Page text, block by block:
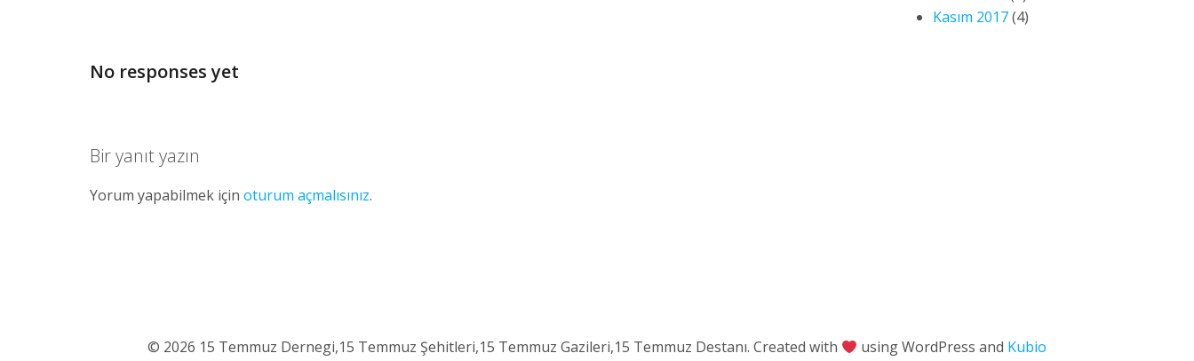
No responses yet
Bir yanıt yazın
Yorum yapabilmek için oturum açmalısınız.
Kasım 2017(4)
© 2026 15 Temmuz Dernegi,15 Temmuz Şehitleri,15 Temmuz Gazileri,15 Temmuz Destanı. Created with using WordPress and Kubio